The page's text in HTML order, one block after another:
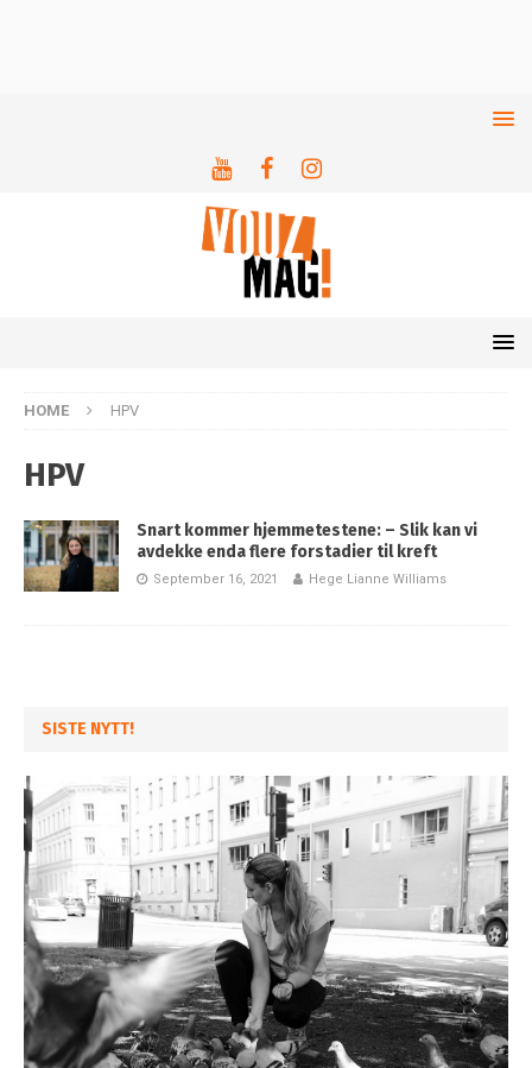
HOME HPV
HPV
Snart kommer hjemmetestene: – Slik kan vi
avdekke enda flere forstadier til kreft
September 16, 2021 Hege Lianne Williams
SISTE NYTT!